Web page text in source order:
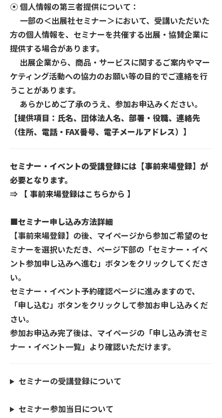
⦿ 個人情報の第三者提供について：
⼀部の＜出展社セミナー＞において、受講いただいた
方の個人情報を、セミナーを共催する出展・協賛企業に
提供する場合があります。
出展企業から、商品・サービスに関するご案内やマー
ケティング活動への協力のお願い等の目的でご連絡を行
うことがあります。
あらかじめご了承のうえ、参加お申込みください。
【提供項目：氏名、団体法人名、部署・役職、連絡先
（住所、電話・FAX番号、電子メールアドレス）】
セミナー・イベントの受講登録には【事前来場登録】が
必要となります。
⇒ 【 事前来場登録はこちらから 】
■セミナー申し込み方法詳細
【事前来場登録】の後、マイページから参加ご希望のセ
ミナーを選択いただき、ページ下部の「セミナー・イベ
ント参加申し込みへ進む」ボタンをクリックしてくださ
い。
セミナー・イベント予約確認ページに進みますので、
「申し込む」ボタンをクリックして参加お申し込みくだ
さい。
参加お申込み完了後は、マイページの「申し込み済セミ
ナー・イベント一覧」より確認いただけます。
セミナーの受講登録について
セミナー参加当日について